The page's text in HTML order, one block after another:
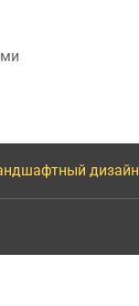
дизайн